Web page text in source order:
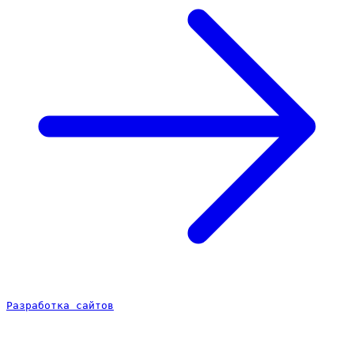
Разработка сайтов